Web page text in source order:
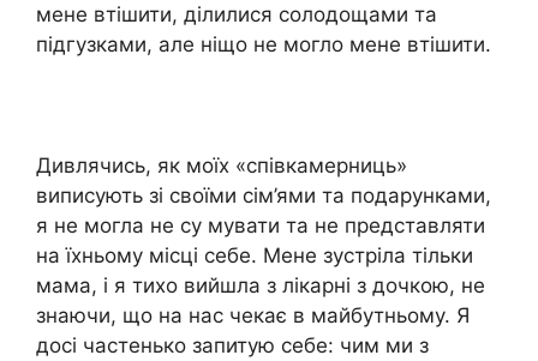
мене втішити, ділилися солодощами та
підгузками, але ніщо не могло мене втішити.
Дивлячись, як моїх «співкамерниць»
виписують зі своїми сім’ями та подарунками,
я не могла не су мувати та не представляти
на їхньому місці себе. Мене зустріла тільки
мама, і я тихо вийшла з лікарні з дочкою, не
знаючи, що на нас чекає в майбутньому. Я
досі частенько запитую себе: чим ми з